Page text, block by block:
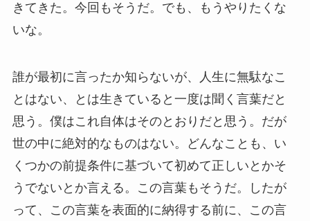
きてきた。今回もそうだ。でも、もうやりたくな
いな。
誰が最初に言ったか知らないが、人生に無駄なこ
とはない、とは生きていると一度は聞く言葉だと
思う。僕はこれ自体はそのとおりだと思う。だが
世の中に絶対的なものはない。どんなことも、い
くつかの前提条件に基づいて初めて正しいとかそ
うでないとか言える。この言葉もそうだ。したが
って、この言葉を表面的に納得する前に、この言